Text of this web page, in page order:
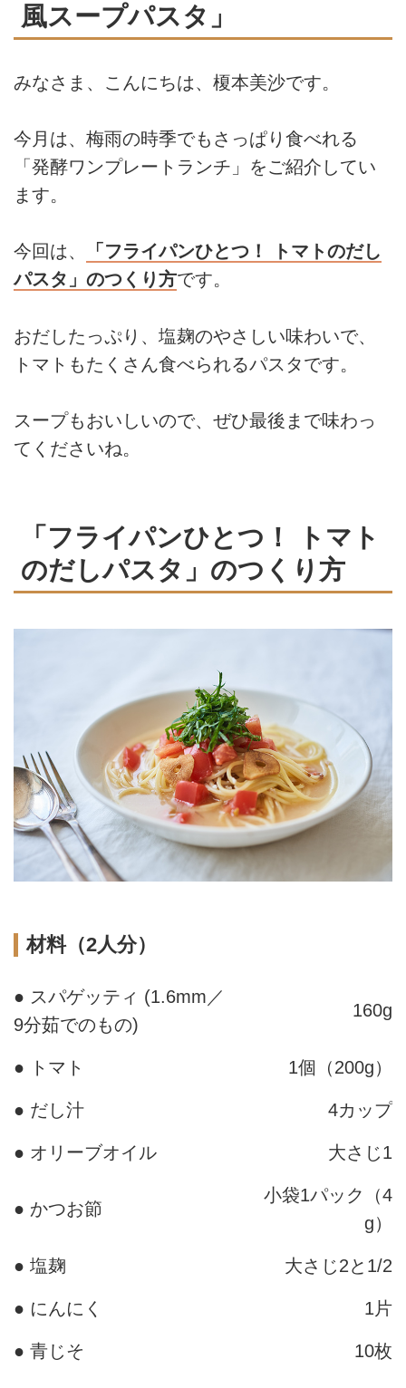
風スープパスタ」
みなさま、こんにちは、榎本美沙です。
今月は、 梅雨の時季でもさっぱり食べれる
「発酵ワンプレートランチ」をご紹介してい
ます。
今回は、
「フライパンひとつ！ トマトのだし
パスタ」のつくり方です。
おだしたっぷり、塩麹のやさしい味わいで、
トマトもたくさん食べられるパスタです。
スープもおいしいので、ぜひ最後まで味わっ
てくださいね。
「フライパンひとつ！ トマト
のだしパスタ」のつくり方
材料（2人分）
● スパゲッティ (1.6mm／
9分茹でのもの)
160g
● トマト 1個（200g）
● だし汁 4カップ
● オリーブオイル 大さじ1
● かつお節
小袋1パック（4
g）
● 塩麹 大さじ2と1/2
● にんにく 1片
● 青じそ 10枚